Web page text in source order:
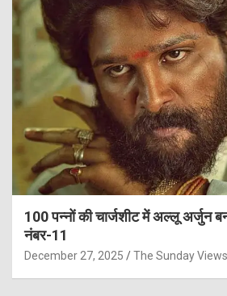
100 पन्नों की चार्जशीट में अल्लू अर्जुन
नंबर-11
December 27, 2025 The Sunday Views